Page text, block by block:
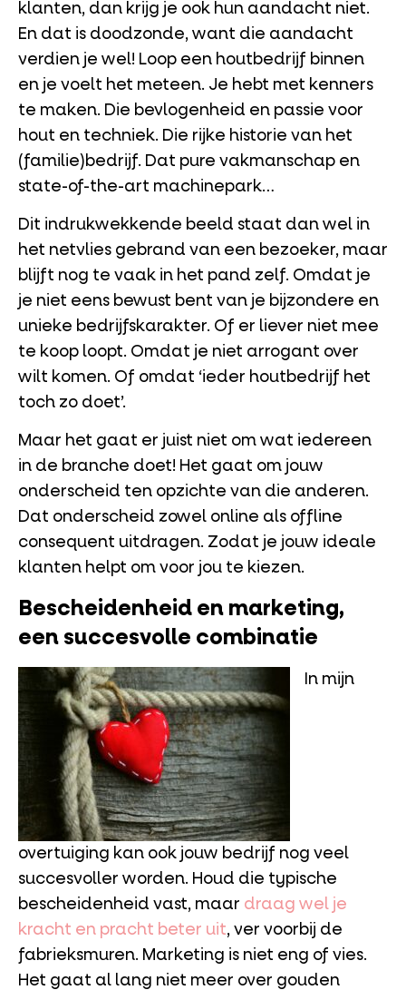
klanten, dan krijg je ook hun aandacht niet.
En dat is doodzonde, want die aandacht
verdien je wel! Loop een houtbedrijf binnen
en je voelt het meteen. Je hebt met kenners
te maken. Die bevlogenheid en passie voor
hout en techniek. Die rijke historie van het
(familie)bedrijf. Dat pure vakmanschap en
state-of-the-art machinepark…
Dit indrukwekkende beeld staat dan wel in
het netvlies gebrand van een bezoeker, maar
blijft nog te vaak in het pand zelf. Omdat je
je niet eens bewust bent van je bijzondere en
unieke bedrijfskarakter. Of er liever niet mee
te koop loopt. Omdat je niet arrogant over
wilt komen. Of omdat ‘ieder houtbedrijf het
toch zo doet’.
Maar het gaat er juist niet om wat iedereen
in de branche doet! Het gaat om jouw
onderscheid ten opzichte van die anderen.
Dat onderscheid zowel online als offline
consequent uitdragen. Zodat je jouw ideale
klanten helpt om voor jou te kiezen.
Bescheidenheid en marketing,
een succesvolle combinatie
In mijn
overtuiging kan ook jouw bedrijf nog veel
succesvoller worden. Houd die typische
bescheidenheid vast, maar draag wel je
kracht en pracht beter uit, ver voorbij de
fabrieksmuren. Marketing is niet eng of vies.
Het gaat al lang niet meer over gouden